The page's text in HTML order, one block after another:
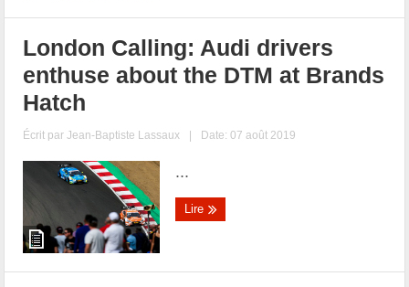
London Calling: Audi drivers
enthuse about the DTM at Brands
Hatch
Écrit parJean-Baptiste Lassaux | Date: 07 août 2019
...
Lire